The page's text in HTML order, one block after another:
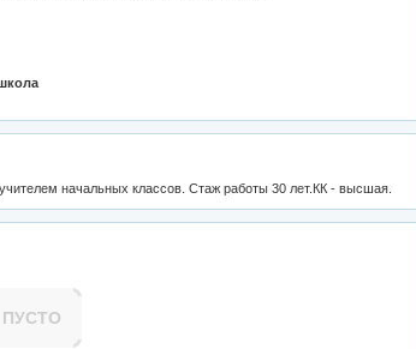
начальных классов. Стаж работы 30 лет.КК - высшая.
ПУСТО